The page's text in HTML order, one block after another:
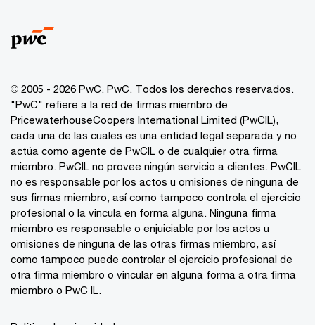
© 2005 - 2026 PwC. PwC. Todos los derechos reservados.
"PwC" refiere a la red de firmas miembro de
PricewaterhouseCoopers International Limited (PwCIL),
cada una de las cuales es una entidad legal separada y no
actúa como agente de PwCIL o de cualquier otra firma
miembro. PwCIL no provee ningún servicio a clientes. PwCIL
no es responsable por los actos u omisiones de ninguna de
sus firmas miembro, así como tampoco controla el ejercicio
profesional o la vincula en forma alguna. Ninguna firma
miembro es responsable o enjuiciable por los actos u
omisiones de ninguna de las otras firmas miembro, así
como tampoco puede controlar el ejercicio profesional de
otra firma miembro o vincular en alguna forma a otra firma
miembro o PwC IL.